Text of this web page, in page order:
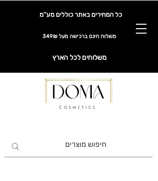
כל המחירים באתר כוללים מע''מ
משלוח חינם ברכישה מעל 349₪
משלוחים לכל הארץ